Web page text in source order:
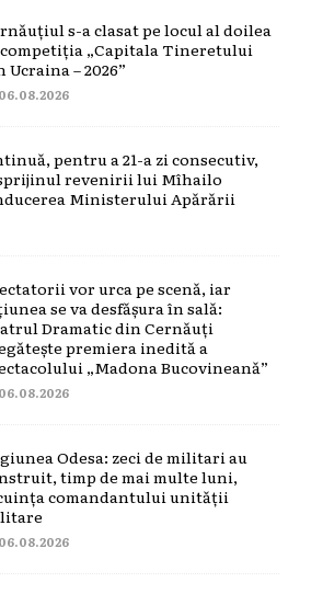
s-a clasat pe locul al doilea
„Capitala Tineretului
Ucraina – 2026”
06.08.2026
pentru a 21-a zi consecutiv,
revenirii lui Mîhailo
Ministerului Apărării
vor urca pe scenă, iar
se va desfășura în sală:
Dramatic din Cernăuți
premiera inedită a
„Madona Bucovineană”
06.08.2026
Odesa: zeci de militari au
timp de mai multe luni,
comandantului unității
06.08.2026